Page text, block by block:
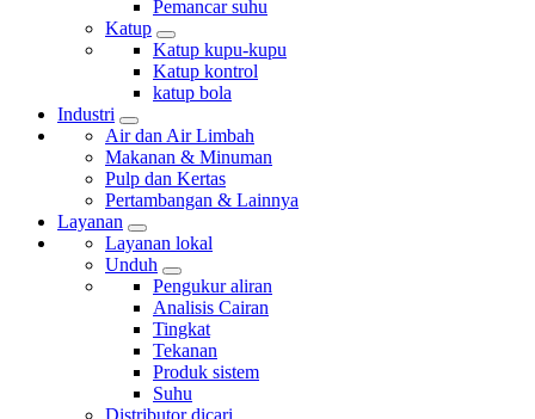
Pemancar suhu
Katup
Katup kupu-kupu
Katup kontrol
katup bola
Industri
Air dan Air Limbah
Makanan & Minuman
Pulp dan Kertas
Pertambangan & Lainnya
Layanan
Layanan lokal
Unduh
Pengukur aliran
Analisis Cairan
Tingkat
Tekanan
Produk sistem
Suhu